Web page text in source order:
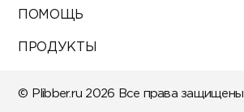
ПОМОЩЬ
ПРОДУКТЫ
© Plibber.ru 2026 Все права защищены